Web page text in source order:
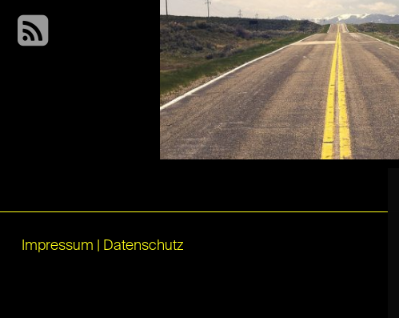
Impressum Datenschutz